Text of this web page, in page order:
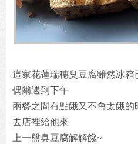
這家花蓮瑞穗臭豆腐雖然冰
偶爾遇到下午
兩餐之間有點餓又不會太餓
去店裡給他來
上一盤臭豆腐解解饞~